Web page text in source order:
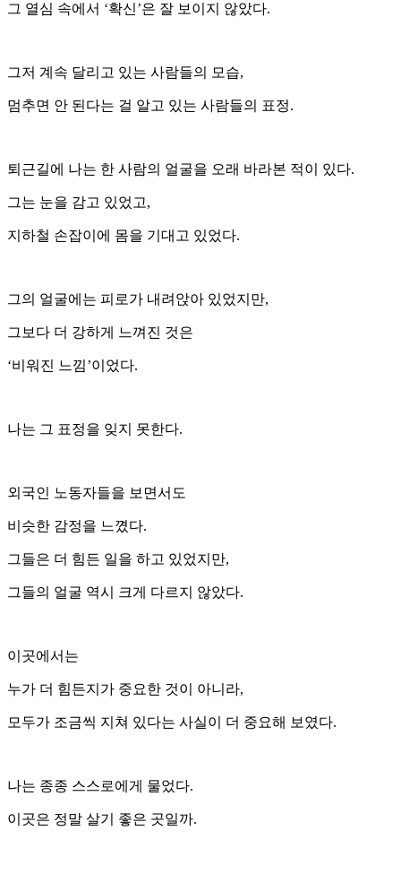
그 열심 속에서 ‘확신’은 잘 보이지 않았다.
그저 계속 달리고 있는 사람들의 모습,
멈추면 안 된다는 걸 알고 있는 사람들의 표정.
퇴근길에 나는 한 사람의 얼굴을 오래 바라본 적이 있다.
그는 눈을 감고 있었고,
지하철 손잡이에 몸을 기대고 있었다.
그의 얼굴에는 피로가 내려앉아 있었지만,
그보다 더 강하게 느껴진 것은
‘비워진 느낌’이었다.
나는 그 표정을 잊지 못한다.
외국인 노동자들을 보면서도
비슷한 감정을 느꼈다.
그들은 더 힘든 일을 하고 있었지만,
그들의 얼굴 역시 크게 다르지 않았다.
이곳에서는
누가 더 힘든지가 중요한 것이 아니라,
모두가 조금씩 지쳐 있다는 사실이 더 중요해 보였다.
나는 종종 스스로에게 물었다.
이곳은 정말 살기 좋은 곳일까.